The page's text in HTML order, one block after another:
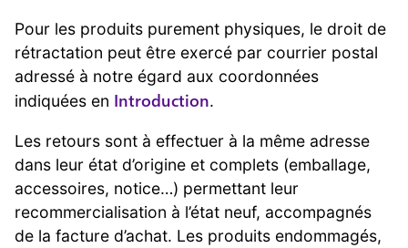
Pour les produits purement physiques, le droit de
rétractation peut être exercé par courrier postal
adressé à notre égard aux coordonnées
indiquées en Introduction.
Les retours sont à effectuer à la même adresse
dans leur état d’origine et complets (emballage,
accessoires, notice…) permettant leur
recommercialisation à l’état neuf, accompagnés
de la facture d’achat. Les produits endommagés,